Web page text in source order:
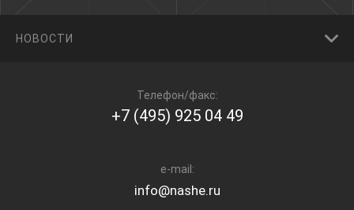
НОВОСТИ
Телефон/факс:
+7 (495) 925 04 49
e-mail:
info@nashe.ru